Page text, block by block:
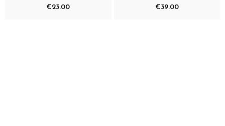
€23.00
€39.00